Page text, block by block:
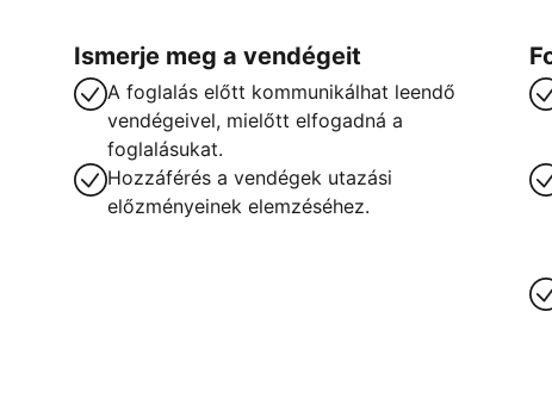
Ismerje meg a vendégeit
A foglalás előtt kommunikálhat leendő
vendégeivel, mielőtt elfogadná a
foglalásukat.
Hozzáférés a vendégek utazási
előzményeinek elemzéséhez.